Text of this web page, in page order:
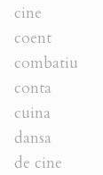
cine
coent
combatiu
conta
cuina
dansa
de cine